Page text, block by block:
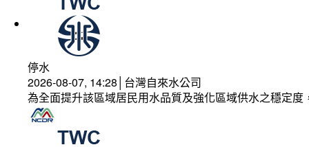
停水
2026-08-07, 14:28│台灣自來水公司
為全面提升該區域居民用水品質及強化區域供水之穩定